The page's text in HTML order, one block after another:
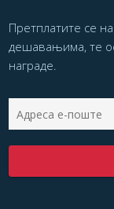
Претплатите се
дешавањима, те
награде.